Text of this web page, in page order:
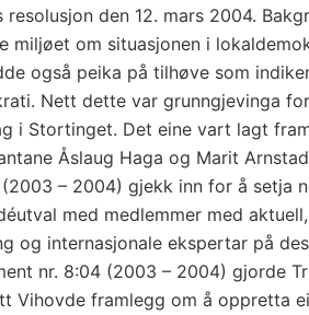
resolusjon den 12. mars 2004.
miljøet om situasjonen i
også peika på tilhøve som
Nett dette var grunngjevinga
i Stortinget. Det eine vart lagt
Åslaug Haga og Marit
– 2004) gjekk inn for å setja
med medlemmer med
og internasjonale ekspertar på
nr. 8:04 (2003 – 2004) gjorde
Vihovde framlegg om å oppretta